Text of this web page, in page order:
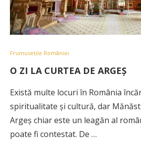
Frumusețile României
O ZI LA CURTEA DE ARGEȘ
Există multe locuri în România
spiritualitate și cultură, dar
Argeș chiar este un leagăn al
poate fi contestat. De …